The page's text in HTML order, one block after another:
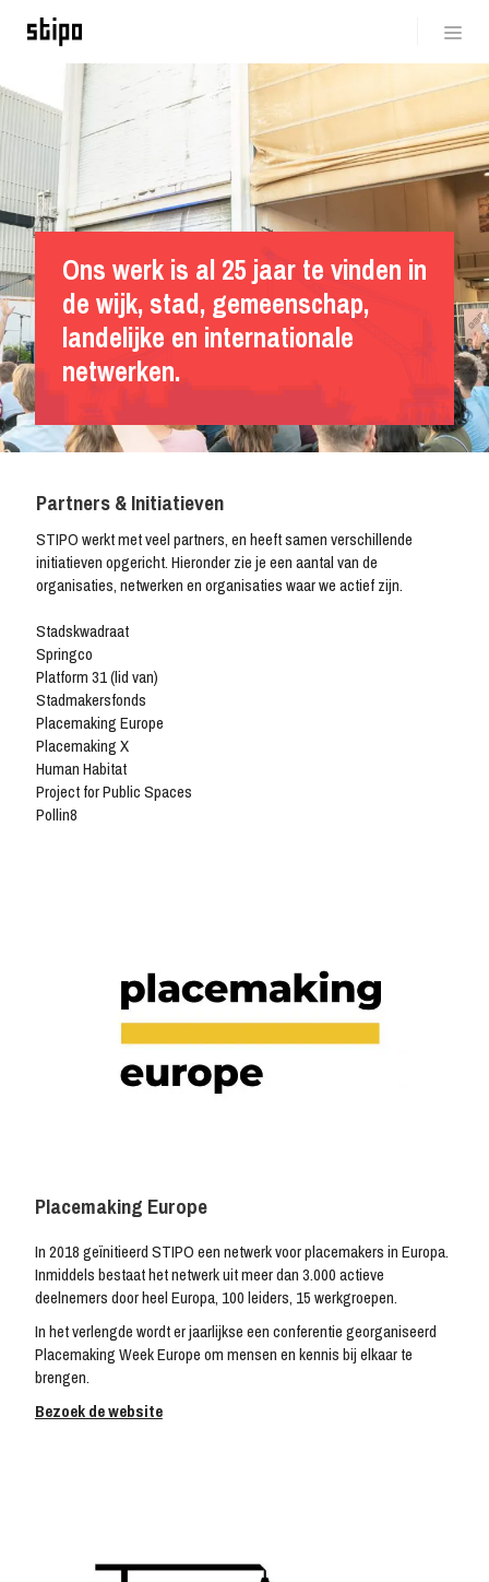
Ons werk is al 25 jaar te vinden in
de wijk, stad, gemeenschap,
landelijke en internationale
netwerken.
Partners & Initiatieven
STIPO werkt met veel partners, en heeft samen verschillende
initiatieven opgericht. Hieronder zie je een aantal van de
organisaties, netwerken en organisaties waar we actief zijn.
Stadskwadraat
Springco
Platform 31 (lid van)
Stadmakersfonds
Placemaking Europe
Placemaking X
Human Habitat
Project for Public Spaces
Pollin8
Placemaking Europe
In 2018 geïnitieerd STIPO een netwerk voor placemakers in Europa.
Inmiddels bestaat het netwerk uit meer dan 3.000 actieve
deelnemers door heel Europa, 100 leiders, 15 werkgroepen.
In het verlengde wordt er jaarlijkse een conferentie georganiseerd
Placemaking Week Europe om mensen en kennis bij elkaar te
brengen.
Bezoek de website